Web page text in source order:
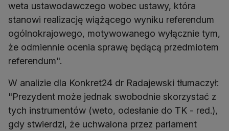
weta ustawodawczego wobec ustawy, która
stanowi realizację wiążącego wyniku referendum
ogólnokrajowego, motywowanego wyłącznie tym,
że odmiennie ocenia sprawę będącą przedmiotem
referendum".
W analizie dla Konkret24 dr Radajewski tłumaczył:
"Prezydent może jednak swobodnie skorzystać z
tych instrumentów (weto, odesłanie do TK - red.),
gdy stwierdzi, że uchwalona przez parlament